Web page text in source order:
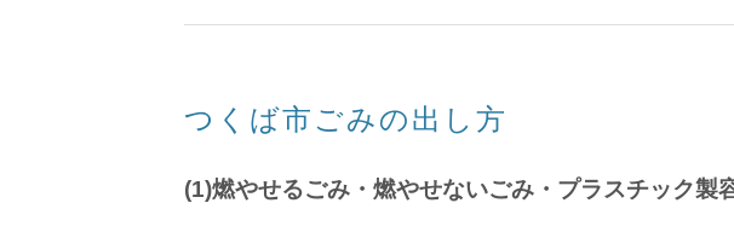
つくば市ごみの出し方
(1)燃やせるごみ・燃やせないごみ・プラスチック